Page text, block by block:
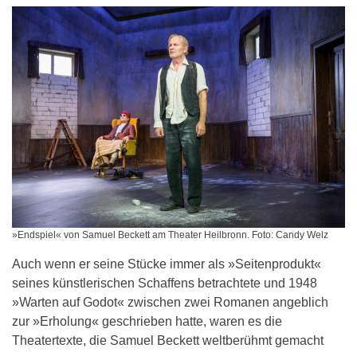
»Endspiel« von Samuel Beckett am Theater Heilbronn. Foto: Candy Welz
Auch wenn er seine Stücke immer als »Seitenprodukt«
seines künstlerischen Schaffens betrachtete und 1948
»Warten auf Godot« zwischen zwei Romanen angeblich
zur »Erholung« geschrieben hatte, waren es die
Theatertexte, die Samuel Beckett weltberühmt gemacht